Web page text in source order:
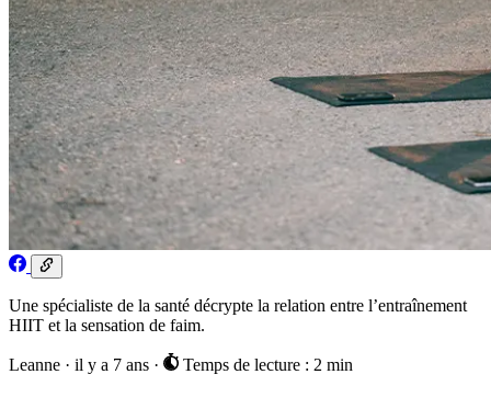
Une spécialiste de la santé décrypte la relation entre l’entraînement
HIIT et la sensation de faim.
Leanne · il y a 7 ans · Temps de lecture : 2 min